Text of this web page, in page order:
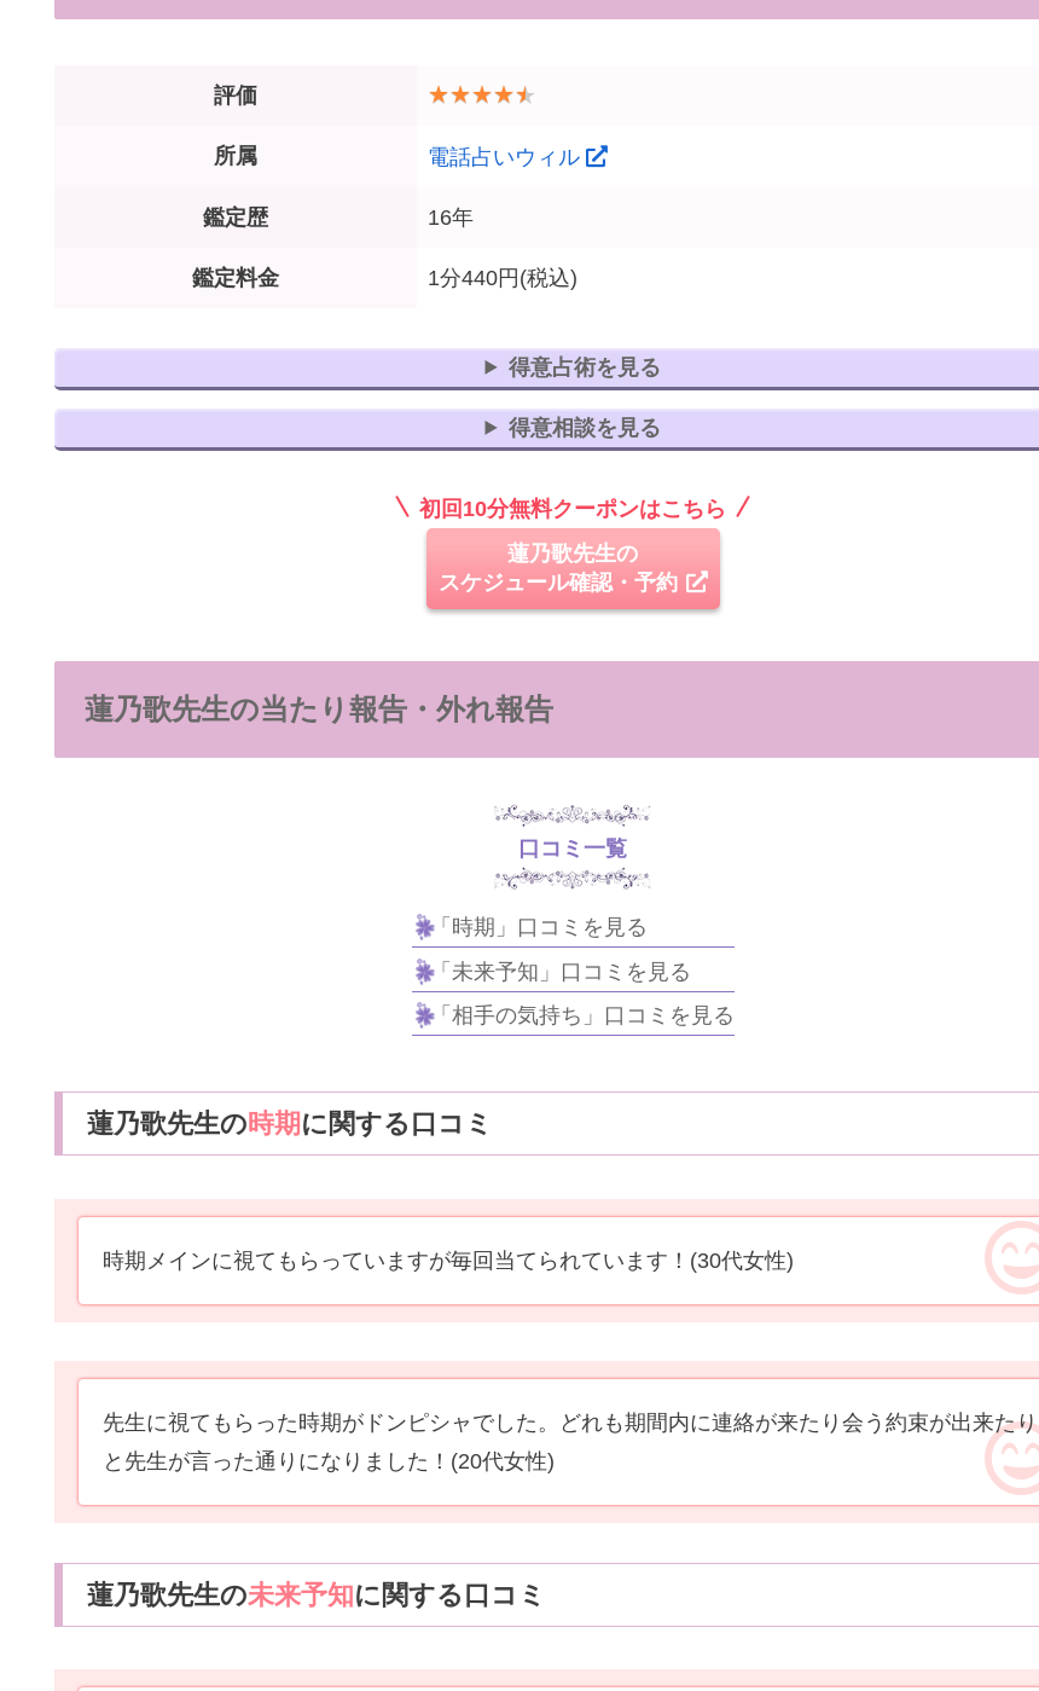
評価
所属 電話占いウィル
鑑定歴 16年
鑑定料金 1分440円(税込)
得意占術を見る
得意相談を見る
初回10分無料クーポンはこちら
蓮乃歌先生の
スケジュール確認・予約
蓮乃歌先生の当たり報告・外れ報告
口コミ一覧
「時期」口コミを見る
「未来予知」口コミを見る
「相手の気持ち」口コミを見る
蓮乃歌先生の時期 に関する口コミ
時期メインに視てもらっていますが毎回当てられています！ (30代女性)
先生に視てもらった時期がドンピシャでした。どれも期間内に連絡が来たり会う約束が出来たり
と先生が言った通りになりました！ (20代女性)
蓮乃歌先生の未来予知に関する口コミ